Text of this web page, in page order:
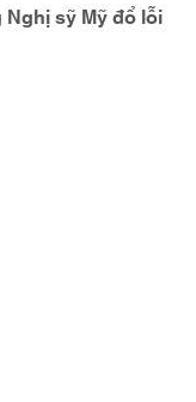
sỹ Mỹ đổ lỗi